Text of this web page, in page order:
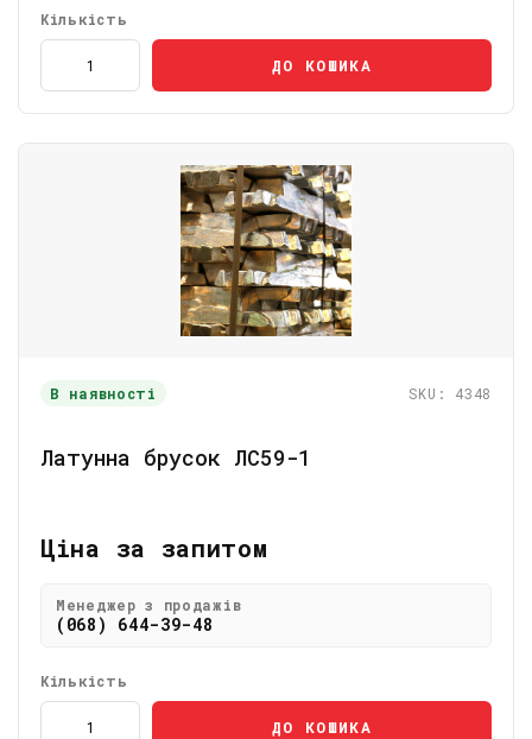
Кількість
ДО КОШИКА
В наявності SKU: 4348
Латунна брусок ЛС59-1
Ціна за запитом
Менеджер з продажів
(068) 644-39-48
Кількість
ДО КОШИКА